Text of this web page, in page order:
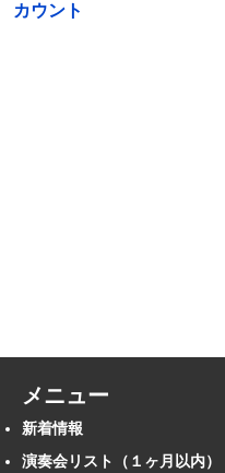
カウント
メニュー
新着情報
演奏会リスト（１ヶ月以内）